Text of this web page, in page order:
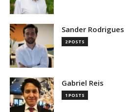
Sander Rodrigues
2 POSTS
Gabriel Reis
1 POSTS